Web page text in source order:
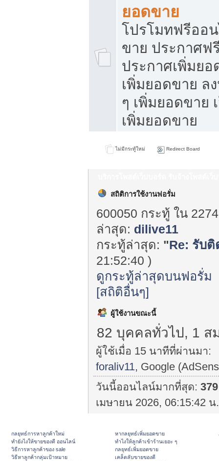
ยอดขาย
โปรโมทฟรีออ
ขาย ประกาศฟ
ประกาศเพิ่มย
เพิ่มยอดขาย ล
ๆ เพิ่มยอดขาย
เพิ่มยอดขาย
ไม่มีกระทู้ใหม่ Redirect Board
สถิติการใช้งานฟอรั่ม
600050 กระทู้ ใน
ล่าสุด: dilive11
กระทู้ล่าสุด: "Re: รับ
21:52:40 )
ดูกระทู้ล่าสุดบนฟอรั่ม
[สถิติอื่นๆ]
ผู้ใช้งานขณะนี้
82 บุคคลทั่วไป, 1 ส
ผู้ใช้เมื่อ 15 นาทีที่ผ่านมา:
foraliv11, Google
วันนี้ออนไลน์มากที่สุด:379
เมษายน 2026, 06:15:42 น
กลยุทธ์การหาลูกค้าใหม่
ทํายังไงให้ขายของดี ออนไลน์
วิธีการหาลูกค้าของ sale
วิธีหาลูกค้ากลุ่มเป้าหมาย
หากลยุทธ์เพิ่มยอดขาย
ทําไงให้ลูกค้าเข้าร้านเยอะ ๆ
กลยุทธ์เพิ่มยอดขาย
เคล็ดลับขายของดี